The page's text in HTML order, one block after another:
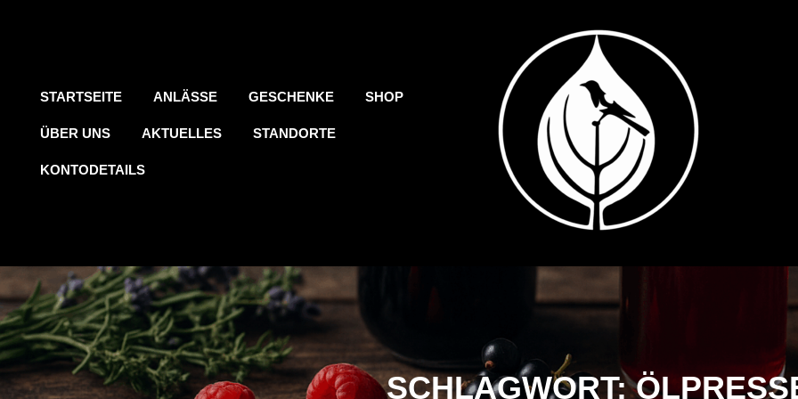
STARTSEITE ANLÄSSE GESCHENKE SHOP
ÜBER UNS AKTUELLES STANDORTE
KONTODETAILS
SCHLAGWORT: